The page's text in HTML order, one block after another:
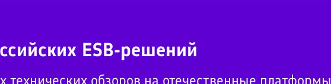
ESB-решений
технических обзоров на отечественные платформы